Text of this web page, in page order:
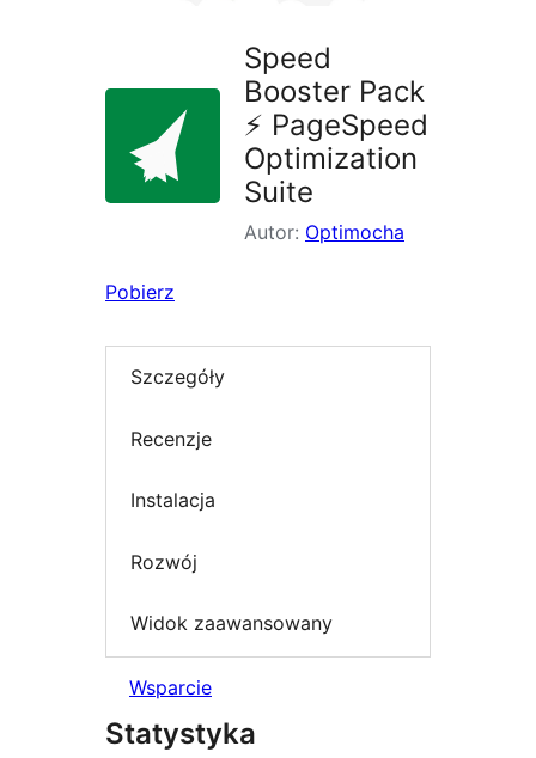
Speed
Booster Pack
⚡ PageSpeed
Optimization
Suite
Autor: Optimocha
Pobierz
Szczegóły
Recenzje
Instalacja
Rozwój
Widok zaawansowany
Wsparcie
Statystyka